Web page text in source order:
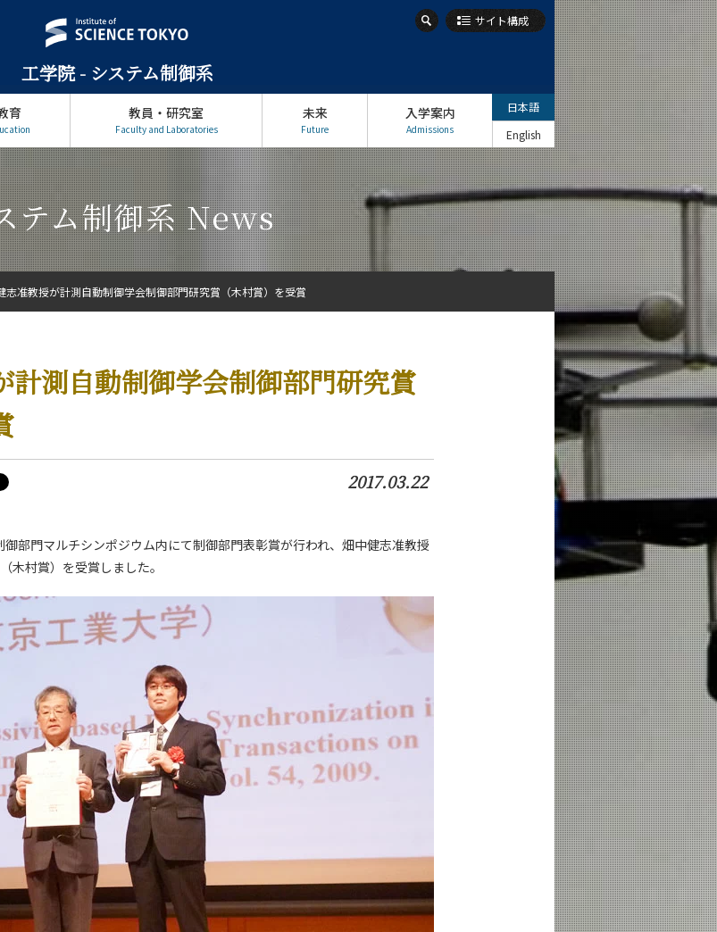
工学院 - システム制御系
サイト構成
育 教員・研究室
Faculty and Laboratories
未来
Future
入学案内
Admissions
日本語
English
テム制御系 News
計測自動制御学会制御部門研究賞
2017.03.22
部門マルチシンポジウム内にて制御部門表彰賞が行われ、畑中健志准教授
木村賞）を受賞しました。
志准教授が計測自動制御学会制御部門研究賞（木村賞）を受賞